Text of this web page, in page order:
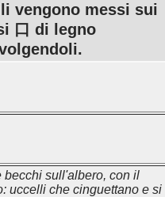
vengono messi sui
口 di legno
becchi sull'albero, con il
uccelli che cinguettano e si